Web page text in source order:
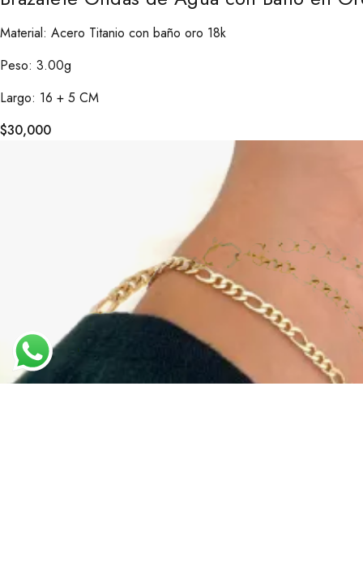
Material: Acero Titanio con baño oro 18k
Peso: 3.00g
Largo: 16 + 5 CM
$30,000